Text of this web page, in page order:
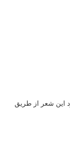
این شعر از طریق